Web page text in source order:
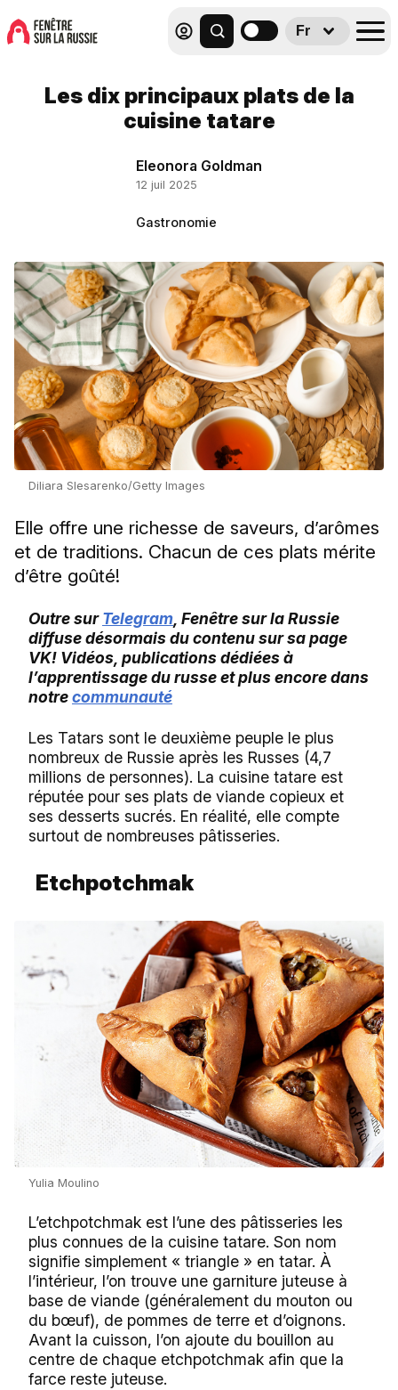
Fr
Les dix principaux plats de la
cuisine tatare
Eleonora Goldman
12 juil 2025
Gastronomie
Diliara Slesarenko/Getty Images
Elle offre une richesse de saveurs, d’arômes
et de traditions. Chacun de ces plats mérite
d’être goûté!
Outre surTelegram , Fenêtre sur la Russie
diffuse désormais du contenu sur sa page
VK! Vidéos, publications dédiées à
l’apprentissage du russe et plus encore dans
notrecommunauté
Les Tatars sont le deuxième peuple le plus
nombreux de Russie après les Russes (4,7
millions de personnes). La cuisine tatare est
réputée pour ses plats de viande copieux et
ses desserts sucrés. En réalité, elle compte
surtout de nombreuses pâtisseries.
Etchpotchmak
Yulia Moulino
L’etchpotchmak est l’une des pâtisseries les
plus connues de la cuisine tatare. Son nom
signifie simplement « triangle » en tatar. À
l’intérieur, l’on trouve une garniture juteuse à
base de viande (généralement du mouton ou
du bœuf), de pommes de terre et d’oignons.
Avant la cuisson, l’on ajoute du bouillon au
centre de chaque etchpotchmak afin que la
farce reste juteuse.